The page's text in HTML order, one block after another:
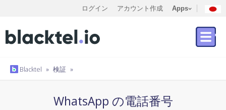
ログイン アカウント作成 Apps
Blacktel » 検証 »
WhatsApp の電話番号